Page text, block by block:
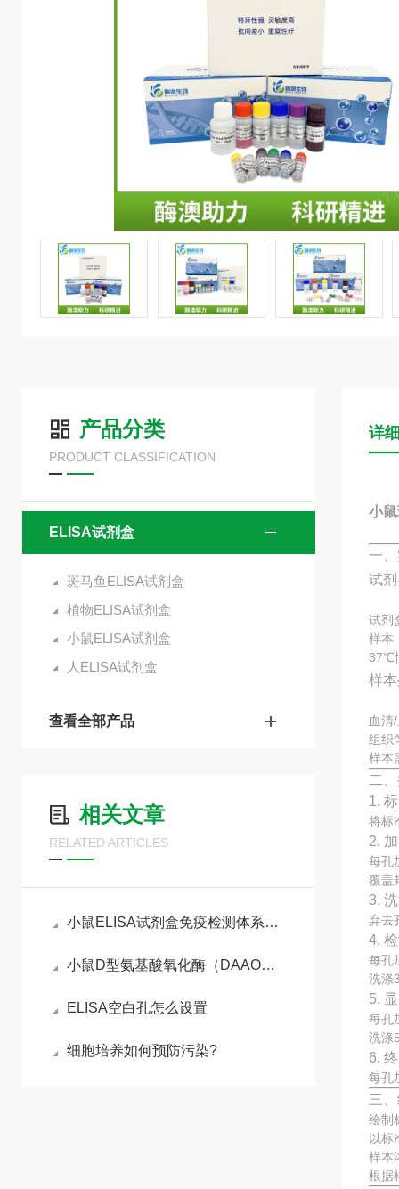
产品分类
PRODUCT CLASSIFICATION
ELISA试剂盒
斑马鱼ELISA试剂盒
植物ELISA试剂盒
小鼠ELISA试剂盒
人ELISA试剂盒
查看全部产品
相关文章
RELATED ARTICLES
小鼠ELISA试剂盒免疫检测体系与动物模型实验实操指南
小鼠D型氨基酸氧化酶（DAAO）ELISA试剂盒参考说明书
ELISA空白孔怎么设置
细胞培养如何预防污染?
详
小
一
试
试剂
样本
37℃
样
血清
组织
样本
二
1.
将标
2.
每孔
覆盖
3.
弃去
4.
每孔
洗涤
5.
每孔
洗涤
6.
每孔
三
绘制
以标
样本
根据